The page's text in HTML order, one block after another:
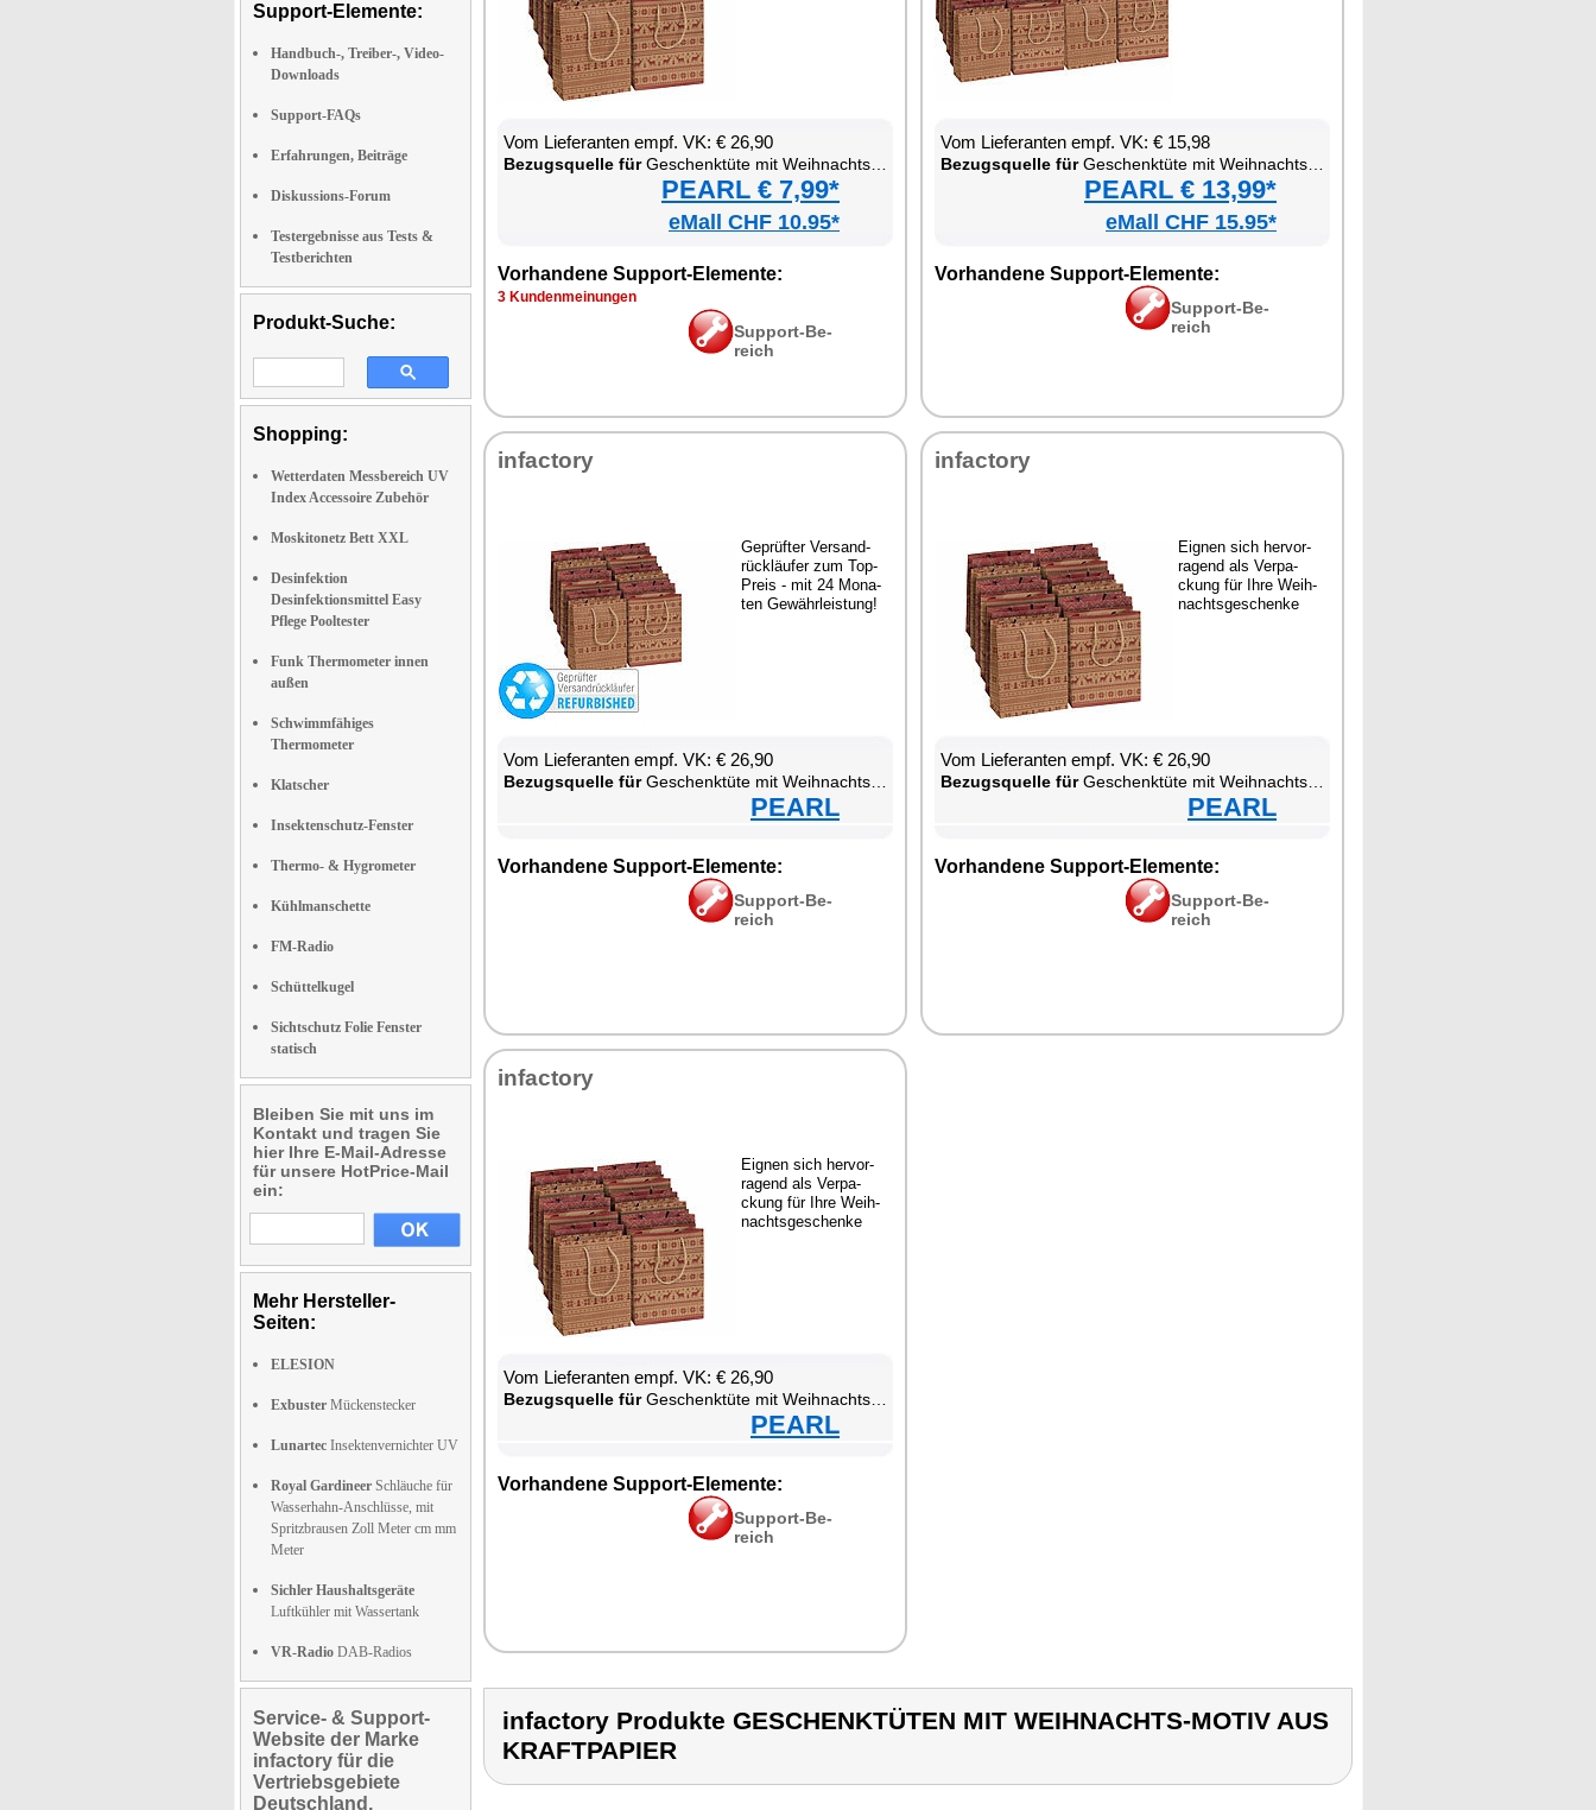
Support-Elemente:
Handbuch-, Treiber-, Video-
Downloads
Support-FAQs
Erfahrungen, Beiträge
Diskussions-Forum
Testergebnisse aus Tests &
Testberichten
Produkt-Suche:
Shopping:
Wetterdaten Messbereich UV
Index Accessoire Zubehör
Moskitonetz Bett XXL
Desinfektion
Desinfektionsmittel Easy
Pflege Pooltester
Funk Thermometer innen
außen
Schwimmfähiges
Thermometer
Klatscher
Insektenschutz-Fenster
Thermo- & Hygrometer
Kühlmanschette
FM-Radio
Schüttelkugel
Sichtschutz Folie Fenster
statisch
Bleiben Sie mit uns im
Kontakt und tragen Sie
hier Ihre E-Mail-Adresse
für unsere HotPrice-Mail
ein:
Mehr Hersteller-
Seiten:
ELESION
Exbuster Mückenstecker
Lunartec Insektenvernichter UV
Royal Gardineer Schläuche für
Wasserhahn-Anschlüsse, mit
Spritzbrausen Zoll Meter cm mm
Meter
Sichler Haushaltsgeräte
Luftkühler mit Wassertank
VR-Radio DAB-Radios
Service- & Support-
Website der Marke
infactory für die
Vertriebsgebiete
Deutschland,
Vom Lie­fe­ran­ten empf. VK: € 26,90
Be­zugs­quel­le fürGe­schenk­tü­te mit Weih­nachts-Mo­tiv aus Kraft­pa­pier
PEARL € 7,99*
eMall CHF 10.95*
Vor­han­de­ne Sup­port-Ele­men­te:
3 Kun­den­mei­nun­gen
Sup­port-Be­
reich
Vom Lie­fe­ran­ten empf. VK: € 15,98
Be­zugs­quel­le fürGe­schenk­tü­te mit Weih­nachts-Mo­tiv aus Kraft­pa­pier
PEARL € 13,99*
eMall CHF 15.95*
Vor­han­de­ne Sup­port-Ele­men­te:
Sup­port-Be­
reich
in­fac­to­ry
Ge­prüf­ter Ver­sand­
rück­läu­fer zum Top-
Preis - mit 24 Mo­na­
ten Ge­währ­leis­tung!
Vom Lie­fe­ran­ten empf. VK: € 26,90
Be­zugs­quel­le fürGe­schenk­tü­te mit Weih­nachts-Mo­tiv aus Kraft­pa­pier
PEARL
Vor­han­de­ne Sup­port-Ele­men­te:
Sup­port-Be­
reich
in­fac­to­ry
Eig­nen sich her­vor­
ra­gend als Ver­pa­
ckung für Ih­re Weih­
nachts­ge­schen­ke
Vom Lie­fe­ran­ten empf. VK: € 26,90
Be­zugs­quel­le fürGe­schenk­tü­te mit Weih­nachts-Mo­tiv aus Kraft­pa­pier
PEARL
Vor­han­de­ne Sup­port-Ele­men­te:
Sup­port-Be­
reich
in­fac­to­ry
Eig­nen sich her­vor­
ra­gend als Ver­pa­
ckung für Ih­re Weih­
nachts­ge­schen­ke
Vom Lie­fe­ran­ten empf. VK: € 26,90
Be­zugs­quel­le fürGe­schenk­tü­te mit Weih­nachts-Mo­tiv aus Kraft­pa­pier
PEARL
Vor­han­de­ne Sup­port-Ele­men­te:
Sup­port-Be­
reich
infactory Produkte GESCHENKTÜTEN MIT WEIHNACHTS-MOTIV AUS
KRAFTPAPIER